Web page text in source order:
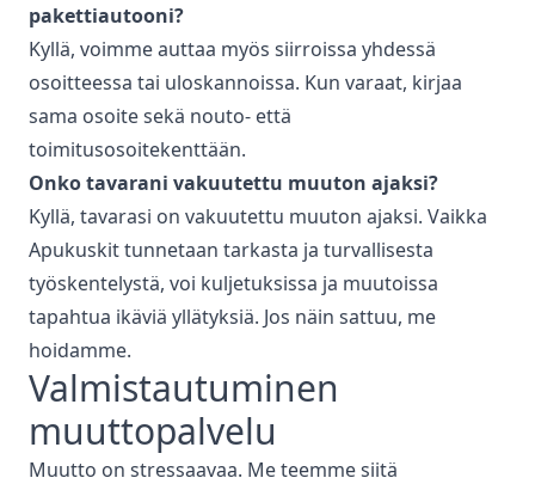
pakettiautooni?
Kyllä, voimme auttaa myös siirroissa yhdessä
osoitteessa tai uloskannoissa. Kun varaat, kirjaa
sama osoite sekä nouto- että
toimitusosoitekenttään.
Onko tavarani vakuutettu muuton ajaksi?
Kyllä, tavarasi on vakuutettu muuton ajaksi. Vaikka
Apukuskit tunnetaan tarkasta ja turvallisesta
työskentelystä, voi kuljetuksissa ja muutoissa
tapahtua ikäviä yllätyksiä. Jos näin sattuu, me
hoidamme.
Valmistautuminen
muuttopalvelu
Muutto on stressaavaa. Me teemme siitä